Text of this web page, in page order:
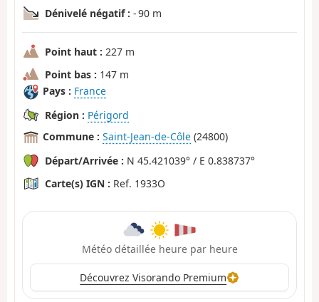
Dénivelé négatif : - 90 m
Point haut : 227 m
Point bas : 147 m
Pays : France
Région : Périgord
Commune : Saint-Jean-de-Côle (24800)
Départ/Arrivée : N 45.421039° / E 0.838737°
Carte(s) IGN : Ref. 1933O
Météo détaillée heure par heure
Découvrez Visorando Premium